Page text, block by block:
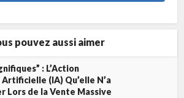
pouvez aussi aimer
: L’Action
(IA) Qu’elle N’a
Lors de la Vente Massive